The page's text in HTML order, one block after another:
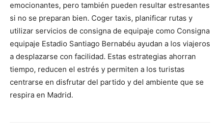
emocionantes, pero también pueden resultar estresantes
si no se preparan bien. Coger taxis, planificar rutas y
utilizar servicios de consigna de equipaje como Consigna
equipaje Estadio Santiago Bernabéu ayudan a los viajeros
a desplazarse con facilidad. Estas estrategias ahorran
tiempo, reducen el estrés y permiten a los turistas
centrarse en disfrutar del partido y del ambiente que se
respira en Madrid.